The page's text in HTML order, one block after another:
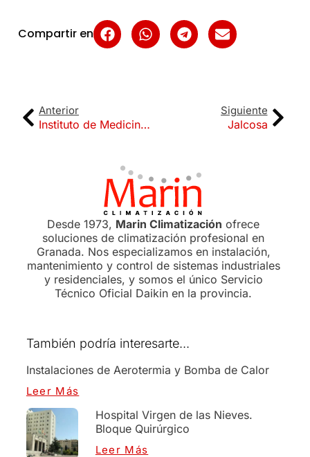
Compartir en
Anterior
Instituto de Medicina Legal
Siguiente
Jalcosa
Desde 1973, Marin Climatización ofrece
soluciones de climatización profesional en
Granada. Nos especializamos en instalación,
mantenimiento y control de sistemas industriales
y residenciales, y somos el único Servicio
Técnico Oficial Daikin en la provincia.
También podría interesarte...
Instalaciones de Aerotermia y Bomba de Calor
Leer Más
Hospital Virgen de las Nieves.
Bloque Quirúrgico
Leer Más